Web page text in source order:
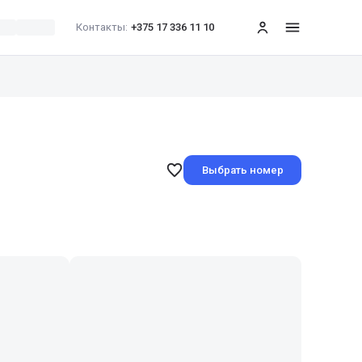
Контакты: +375 17 336 11 10 меню
Выбрать номер